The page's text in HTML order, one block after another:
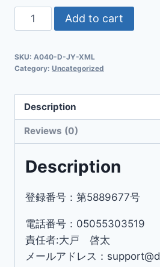
Add to cart
SKU: A040-D-JY-XML
Category: Uncategorized
Description
Reviews (0)
Description
登録番号：第5889677号
電話番号：05055303519
責任者:大戸 啓太
メールアドレス：